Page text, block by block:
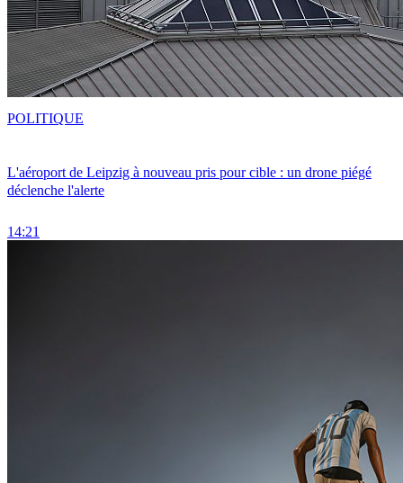
L'aéroport de Leipzig à nouveau pris pour cible : un drone piégé
déclenche l'alerte
14:21
POLITIQUE